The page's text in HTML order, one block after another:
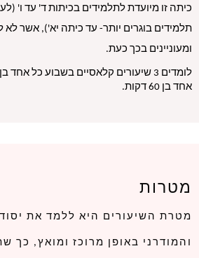
ומעוניינים בכך כעת.
אחד בן 60 דקות.
מטרות
מטרת השיעורים היא ללמד את
והמודרני באופן מרוכז ומואץ, כך